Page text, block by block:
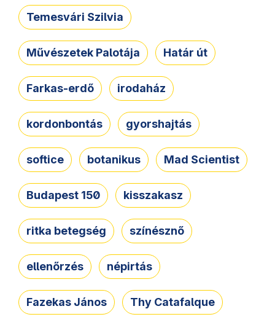
Temesvári Szilvia
Művészetek Palotája Határ út
Farkas-erdő irodaház
kordonbontás gyorshajtás
softice botanikus Mad Scientist
Budapest 150 kisszakasz
ritka betegség színésznő
ellenőrzés népirtás
Fazekas János Thy Catafalque